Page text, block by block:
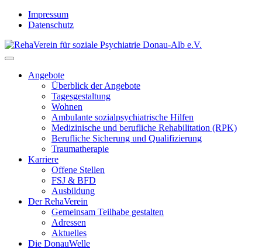
Skip
Impressum
Datenschutz
Angebote
Überblick der Angebote
Tagesgestaltung
Wohnen
Ambulante sozialpsychiatrische Hilfen
Medizinische und berufliche Rehabilitation (RPK)
Berufliche Sicherung und Qualifizierung
Traumatherapie
Karriere
Offene Stellen
FSJ & BFD
Ausbildung
Der RehaVerein
Gemeinsam Teilhabe gestalten
Adressen
Aktuelles
Die DonauWelle